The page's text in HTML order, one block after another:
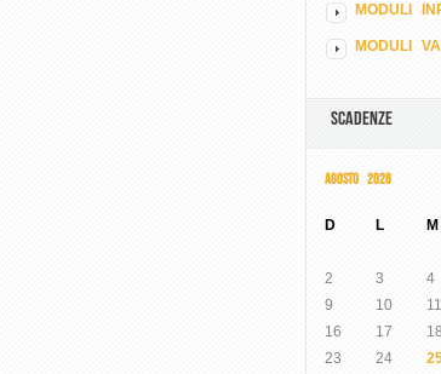
MODULI
MODULI
SCADENZE
AGOSTO 2026
D L M
2
3 4
9
10 11
16
17 18
23
24